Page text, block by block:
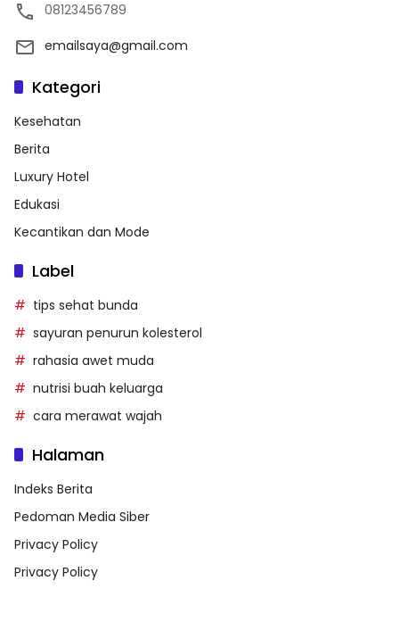
08123456789
emailsaya@gmail.com
Kategori
Kesehatan
Berita
Luxury Hotel
Edukasi
Kecantikan dan Mode
Label
tips sehat bunda
sayuran penurun kolesterol
rahasia awet muda
nutrisi buah keluarga
cara merawat wajah
Halaman
Indeks Berita
Pedoman Media Siber
Privacy Policy
Privacy Policy